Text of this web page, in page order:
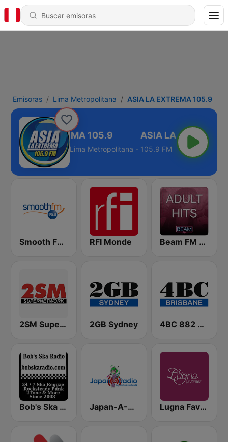
Emisoras Lima Metropolitana ASIA LA EXTREMA 105.9
ASIA LA EXTREMA 105.9
Lima Metropolitana - 105.9 FM
Smooth FM 95.3 Sydney RFI Monde Beam FM - Adult Hits Canada
2SM Super Radio 2GB Sydney 4BC 882 Brisbane
Bob's Ska Radio Japan-A-Radio 日本流行音樂與動畫卡通歌曲 Lugna Favoriter